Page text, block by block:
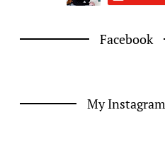
Facebook
My Instagram